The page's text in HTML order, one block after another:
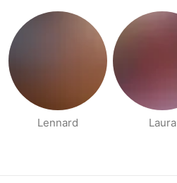
Lennard Laura